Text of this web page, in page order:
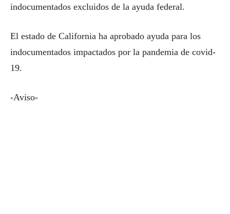
indocumentados excluidos de la ayuda federal.
El estado de California ha aprobado ayuda para los
indocumentados impactados por la pandemia de covid-
19.
-Aviso-